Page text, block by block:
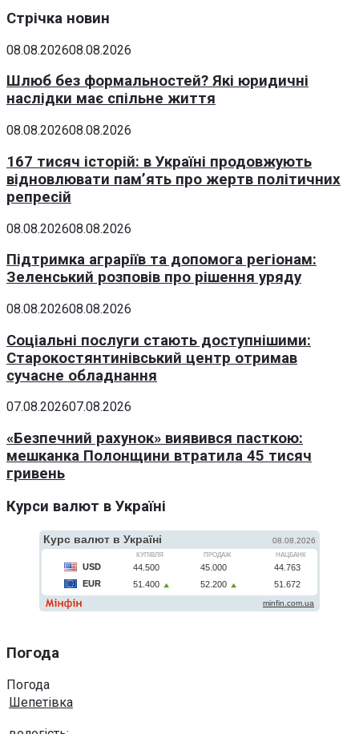
Стрічка новин
08.08.202608.08.2026
Шлюб без формальностей? Які юридичні
наслідки має спільне життя
08.08.202608.08.2026
167 тисяч історій: в Україні продовжують
відновлювати пам’ять про жертв політичних
репресій
08.08.202608.08.2026
Підтримка аграріїв та допомога регіонам:
Зеленський розповів про рішення уряду
08.08.202608.08.2026
Соціальні послуги стають доступнішими:
Старокостянтинівський центр отримав
сучасне обладнання
07.08.202607.08.2026
«Безпечний рахунок» виявився пасткою:
мешканка Полонщини втратила 45 тисяч
гривень
Курси валют в Україні
Погода
Погода
Шепетівка